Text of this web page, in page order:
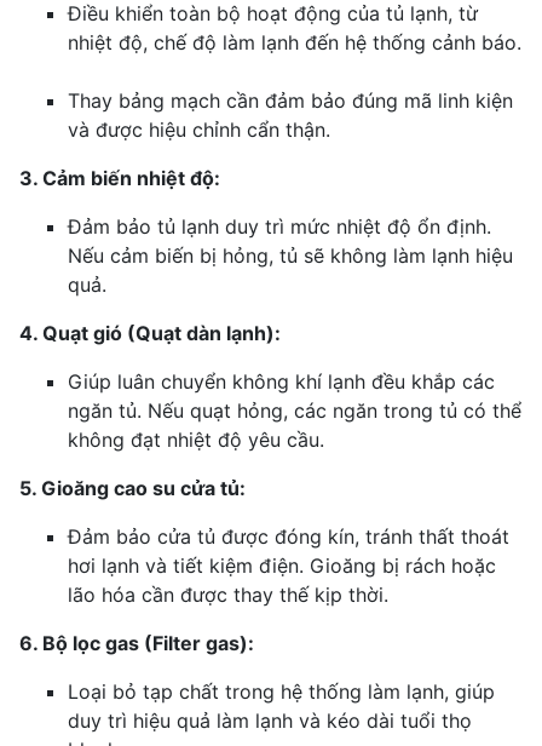
Điều khiển toàn bộ hoạt động của tủ lạnh, từ
nhiệt độ, chế độ làm lạnh đến hệ thống cảnh báo.
Thay bảng mạch cần đảm bảo đúng mã linh kiện
và được hiệu chỉnh cẩn thận.
3. Cảm biến nhiệt độ:
Đảm bảo tủ lạnh duy trì mức nhiệt độ ổn định.
Nếu cảm biến bị hỏng, tủ sẽ không làm lạnh hiệu
quả.
4. Quạt gió (Quạt dàn lạnh):
Giúp luân chuyển không khí lạnh đều khắp các
ngăn tủ. Nếu quạt hỏng, các ngăn trong tủ có thể
không đạt nhiệt độ yêu cầu.
5. Gioăng cao su cửa tủ:
Đảm bảo cửa tủ được đóng kín, tránh thất thoát
hơi lạnh và tiết kiệm điện. Gioăng bị rách hoặc
lão hóa cần được thay thế kịp thời.
6. Bộ lọc gas (Filter gas):
Loại bỏ tạp chất trong hệ thống làm lạnh, giúp
duy trì hiệu quả làm lạnh và kéo dài tuổi thọ